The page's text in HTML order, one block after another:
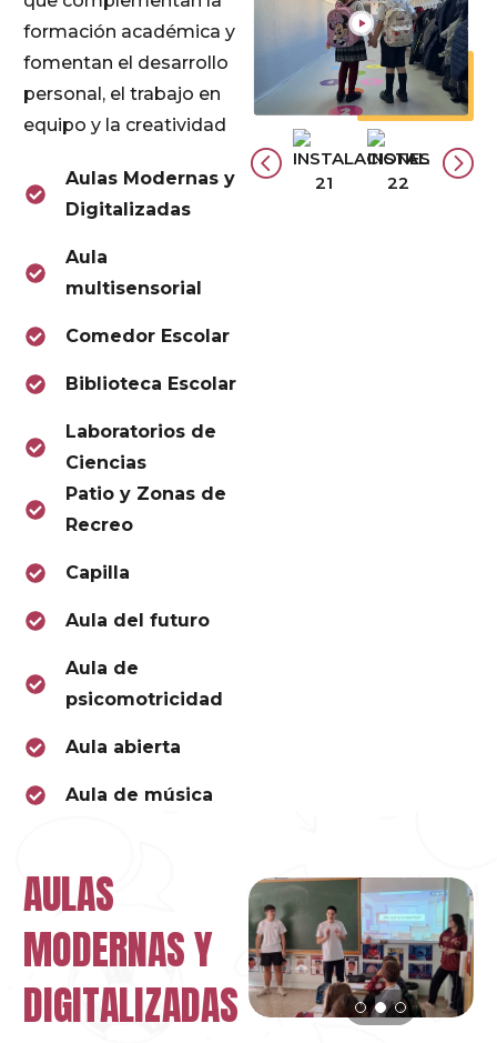
formación académica y
fomentan el desarrollo
personal, el trabajo en
equipo y la creatividad
Aulas Modernas y
Digitalizadas
Aula
multisensorial
Comedor Escolar
Biblioteca Escolar
Laboratorios de
Ciencias
Patio y Zonas de
Recreo
Capilla
Aula del futuro
Aula de
psicomotricidad
Aula abierta
Aula de música
AULAS
MODERNAS Y
DIGITALIZADAS